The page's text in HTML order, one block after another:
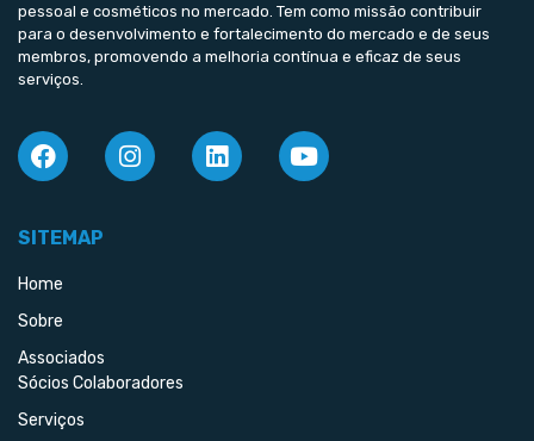
pessoal e cosméticos no mercado. Tem como missão contribuir
para o desenvolvimento e fortalecimento do mercado e de seus
membros, promovendo a melhoria contínua e eficaz de seus
serviços.
SITEMAP
Home
Sobre
Associados
Sócios Colaboradores
Serviços